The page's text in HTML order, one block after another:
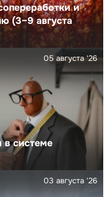
и
(3–9 августа
в системе
05 августа '26
03 августа '26